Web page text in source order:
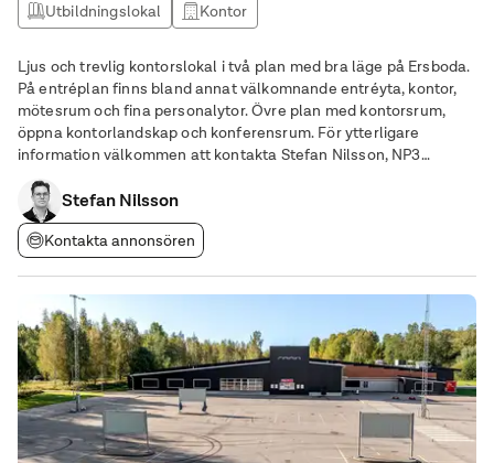
Utbildningslokal Kontor
Ljus och trevlig kontorslokal i två plan med bra läge på Ersboda.
På entréplan finns bland annat välkomnande entréyta, kontor,
mötesrum och fina personalytor. Övre plan med kontorsrum,
öppna kontorlandskap och konferensrum. För ytterligare
information välkommen att kontakta Stefan Nilsson, NP3
Fastigheter.
Stefan Nilsson
Kontakta annonsören